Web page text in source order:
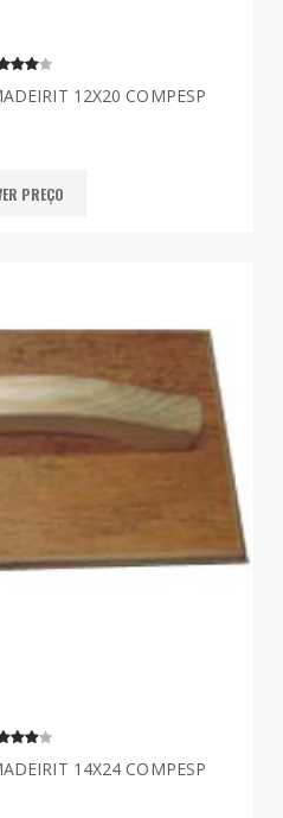
12X20 COMPESP
PREÇO
14X24 COMPESP